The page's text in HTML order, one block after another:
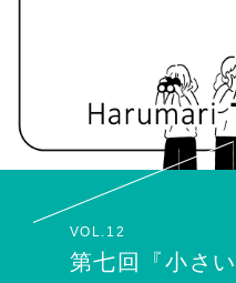
VOL.12
第七回『小さ